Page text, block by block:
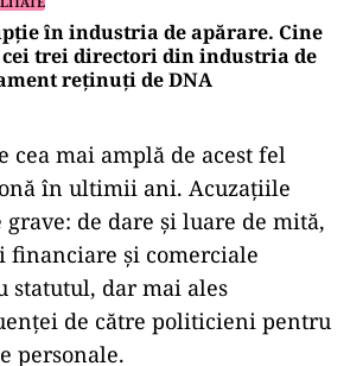
în industria de apărare. Cine
trei directori din industria de
reținuți de DNA
cea mai amplă de acest fel
în ultimii ani. Acuzațiile
grave: de dare și luare de mită,
financiare și comerciale
statutul, dar mai ales
de către politicieni pentru
personale.